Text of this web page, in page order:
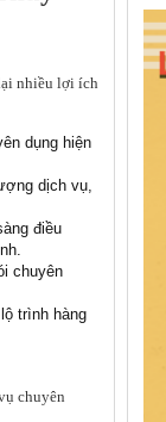
nhiều lợi ích
dụng hiện
dịch vụ,
điều
chuyên
trình hàng
chuyên